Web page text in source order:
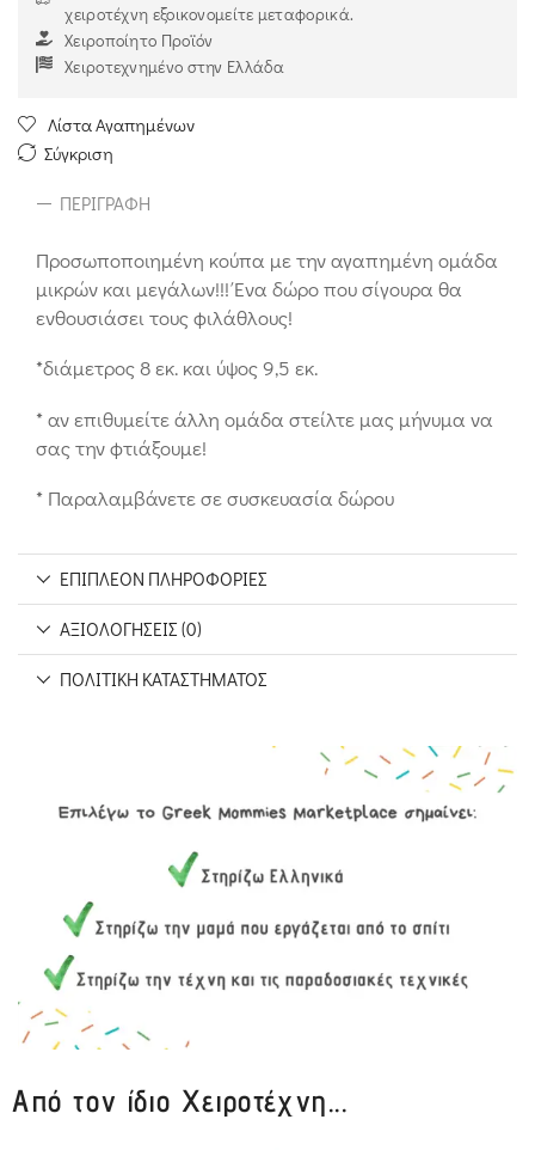
χειροτέχνη εξοικονομείτε μεταφορικά.
Χειροποίητο Προϊόν
Χειροτεχνημένο στην Ελλάδα
Λίστα Αγαπημένων
Σύγκριση
ΠΕΡΙΓΡΑΦΉ
Προσωποποιημένη κούπα με την αγαπημένη ομάδα
μικρών και μεγάλων!!! Ένα δώρο που σίγουρα θα
ενθουσιάσει τους φιλάθλους!
*διάμετρος 8 εκ. και ύψος 9,5 εκ.
* αν επιθυμείτε άλλη ομάδα στείλτε μας μήνυμα να
σας την φτιάξουμε!
* Παραλαμβάνετε σε συσκευασία δώρου
ΕΠΙΠΛΈΟΝ ΠΛΗΡΟΦΟΡΊΕΣ
ΑΞΙΟΛΟΓΉΣΕΙΣ (0)
ΠΟΛΙΤΙΚΉ ΚΑΤΑΣΤΉΜΑΤΟΣ
Από τον ίδιο Χειροτέχνη...